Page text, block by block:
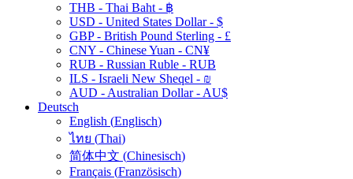
THB - Thai Baht - ฿
USD - United States Dollar - $
GBP - British Pound Sterling - £
CNY - Chinese Yuan - CN¥
RUB - Russian Ruble - RUB
ILS - Israeli New Sheqel - ₪
AUD - Australian Dollar - AU$
Deutsch
English (Englisch)
ไทย (Thai)
简体中文 (Chinesisch)
Français (Französisch)